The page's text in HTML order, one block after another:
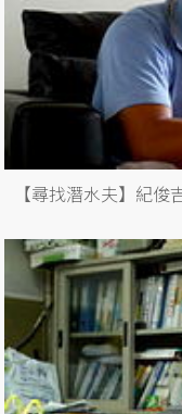
【尋找潛水夫】紀